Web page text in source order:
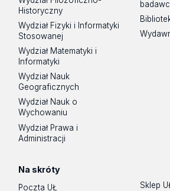
Historyczny
Wydział Fizyki i Informatyki
Stosowanej
Wydział Matematyki i
Informatyki
Wydział Nauk
Geograficznych
Wydział Nauk o
Wychowaniu
Wydział Prawa i
Administracji
Na skróty
Poczta UŁ
Sklep